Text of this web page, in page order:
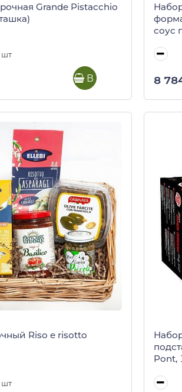
Grande Pistacchio
шт
В корзину
соус
8
Riso e risotto
шт
Pont,